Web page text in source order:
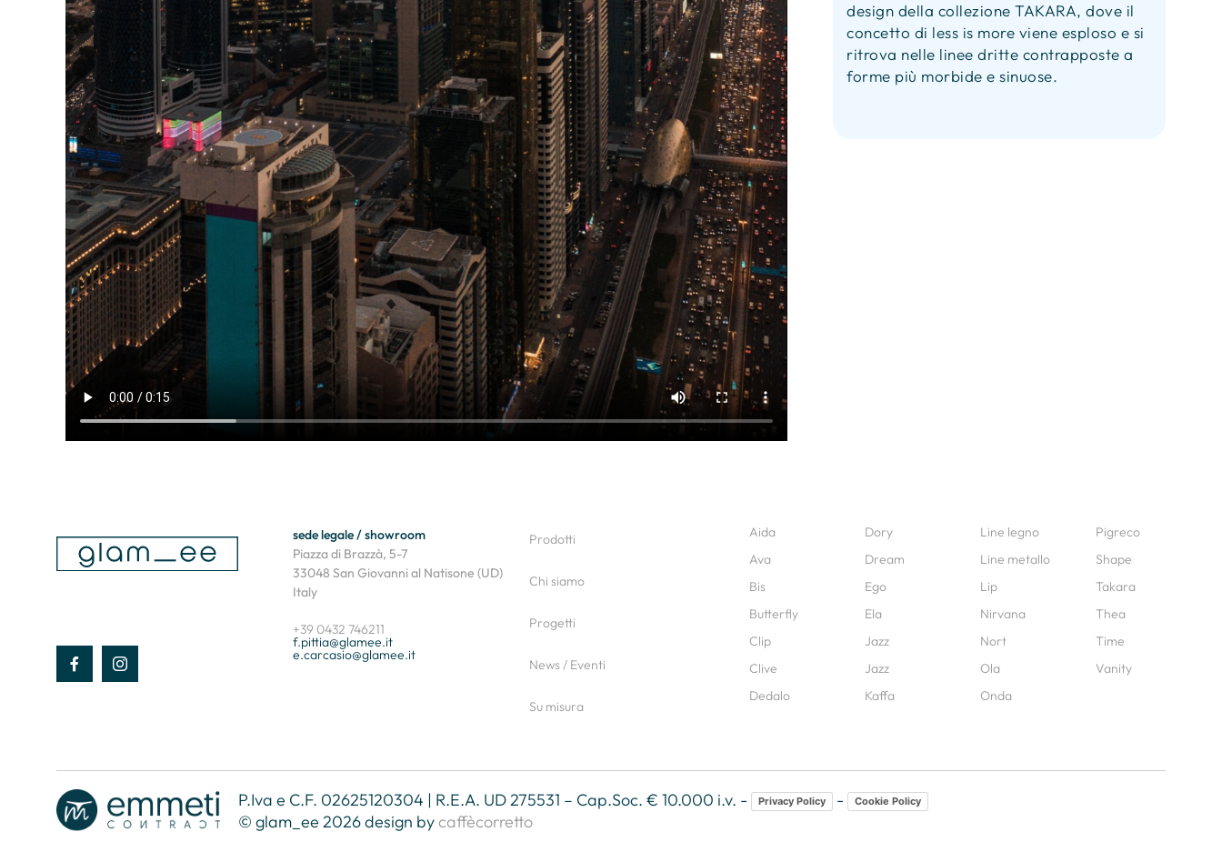
design della collezione TAKARA, dove il
concetto di less is more viene esploso e si
ritrova nelle linee dritte contrapposte a
forme più morbide e sinuose.
sede legale / showroom
Piazza di Brazzà, 5-7
33048 San Giovanni al Natisone (UD)
Italy
+39 0432 746211
f.pittia@glamee.it
e.carcasio@glamee.it
Prodotti
Chi siamo
Progetti
News / Eventi
Su misura
Aida
Ava
Bis
Butterfly
Clip
Clive
Dedalo
Dory
Dream
Ego
Ela
Jazz
Jazz
Kaffa
Line legno
Line metallo
Lip
Nirvana
Nort
Ola
Onda
Pigreco
Shape
Takara
Thea
Time
Vanity
P.Iva e C.F. 02625120304 | R.E.A. UD 275531 – Cap.Soc. € 10.000 i.v. - Privacy Policy - Cookie Policy
© glam_ee 2026 design bycaffècorretto